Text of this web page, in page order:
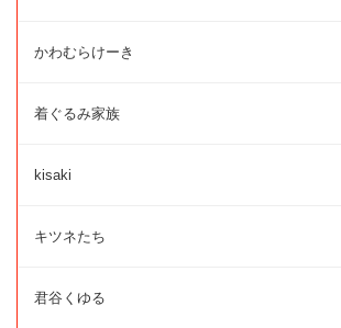
かわむらけーき
着ぐるみ家族
kisaki
キツネたち
君谷くゆる